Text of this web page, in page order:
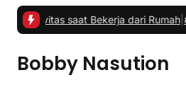
saat Bekerja dari Rumah| #2 -
Bobby Nasution